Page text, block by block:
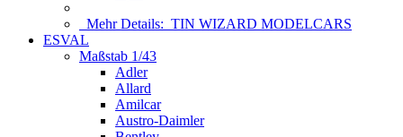
Mehr Details: TIN WIZARD MODELCARS
ESVAL
Maßstab 1/43
Adler
Allard
Amilcar
Austro-Daimler